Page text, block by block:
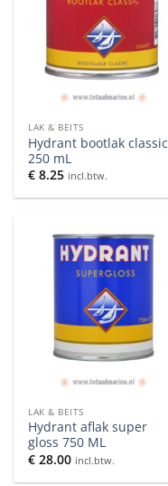
LAK & BEITS
Hydrant bootlak classic
250 mL
€ 8.25 incl.btw.
LAK & BEITS
Hydrant aflak super
gloss 750 ML
€ 28.00 incl.btw.